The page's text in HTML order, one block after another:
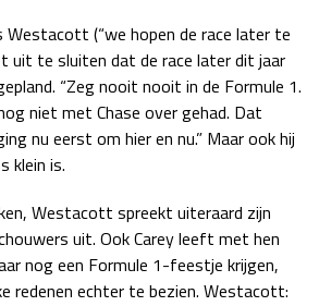
Westacott (“we hopen de race later te
uit te sluiten dat de race later dit jaar
“Zeg nooit nooit in de Formule 1.
niet met Chase over gehad. Dat
nu eerst om hier en nu.” Maar ook hij
klein is.
Westacott spreekt uiteraard zijn
uit. Ook Carey leeft met hen
nog een Formule 1-feestje krijgen,
redenen echter te bezien. Westacott: